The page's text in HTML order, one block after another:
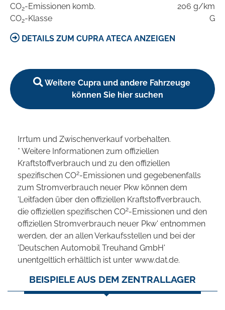
CO2-Emissionen komb.
206 g/km
CO2-Klasse G
DETAILS ZUM CUPRA ATECA ANZEIGEN
Weitere Cupra und andere Fahrzeuge
können Sie hier suchen
Irrtum und Zwischenverkauf vorbehalten.
* Weitere Informationen zum offiziellen
Kraftstoffverbrauch und zu den offiziellen
spezifischen CO2-Emissionen und gegebenenfalls
zum Stromverbrauch neuer Pkw können dem
'Leitfaden über den offiziellen Kraftstoffverbrauch,
die offiziellen spezifischen CO2-Emissionen und den
offiziellen Stromverbrauch neuer Pkw' entnommen
werden, der an allen Verkaufsstellen und bei der
'Deutschen Automobil Treuhand GmbH'
unentgeltlich erhältlich ist unter www.dat.de.
BEISPIELE AUS DEM ZENTRALLAGER